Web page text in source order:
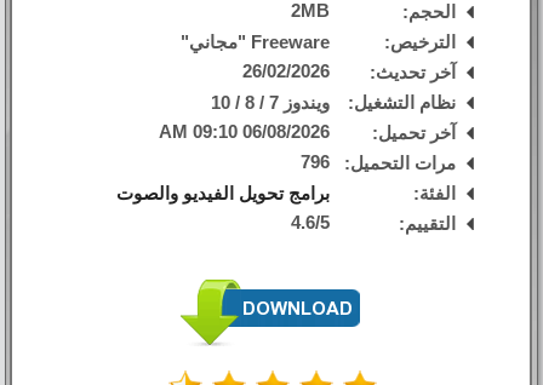
الحجم:
2MB
الترخيص:
Freeware "مجاني"
آخر تحديث:
26/02/2026
نظام التشغيل:
ويندوز 7 / 8 / 10
آخر تحميل:
06/08/2026 09:10 AM
مرات التحميل:
796
الفئة:
برامج تحويل الفيديو والصوت
التقييم:
4.6/5